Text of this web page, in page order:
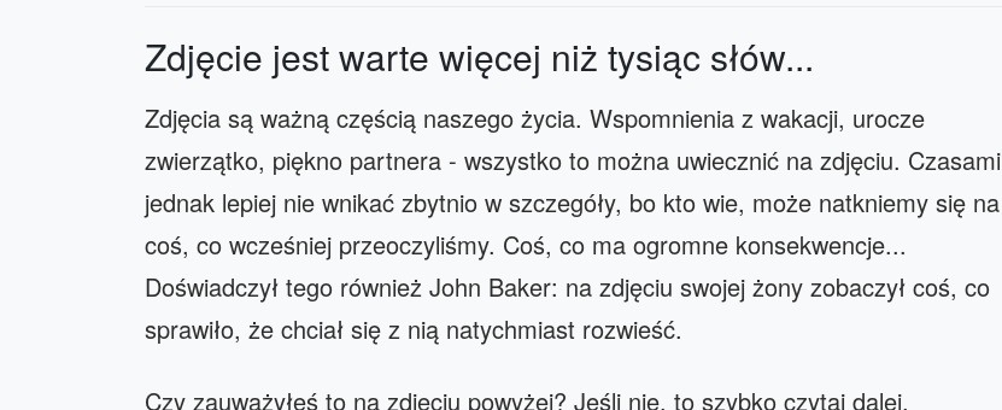
Zdjęcie jest warte więcej niż tysiąc słów...
Zdjęcia są ważną częścią naszego życia. Wspomnienia z wakacji, urocze
zwierzątko, piękno partnera - wszystko to można uwiecznić na zdjęciu. Czasami
jednak lepiej nie wnikać zbytnio w szczegóły, bo kto wie, może natkniemy się na
coś, co wcześniej przeoczyliśmy. Coś, co ma ogromne konsekwencje...
Doświadczył tego również John Baker: na zdjęciu swojej żony zobaczył coś, co
sprawiło, że chciał się z nią natychmiast rozwieść.
Czy zauważyłeś to na zdjęciu powyżej? Jeśli nie, to szybko czytaj dalej.